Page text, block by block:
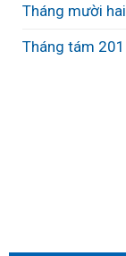
Tháng mười
Tháng tám